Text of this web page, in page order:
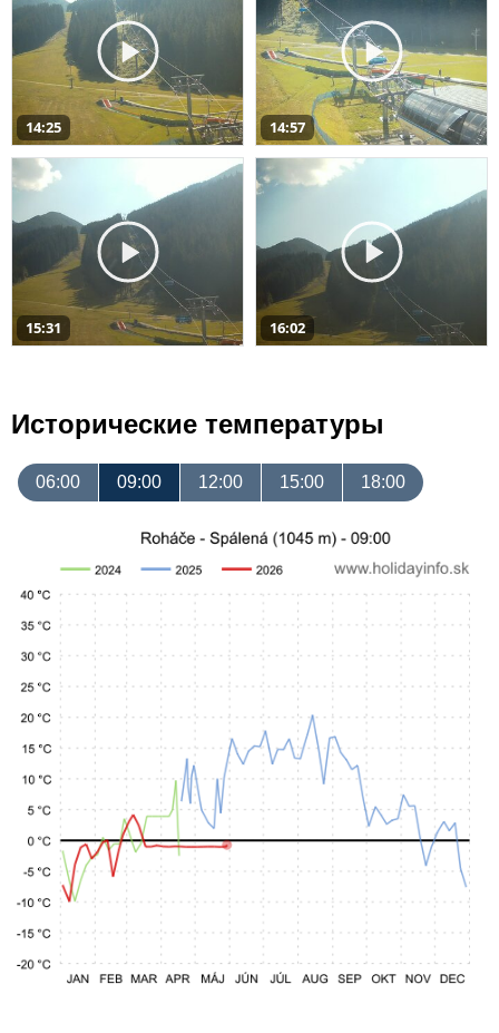
14:25 14:57
15:31 16:02
Исторические температуры
06:00 09:00 12:00 15:00 18:00